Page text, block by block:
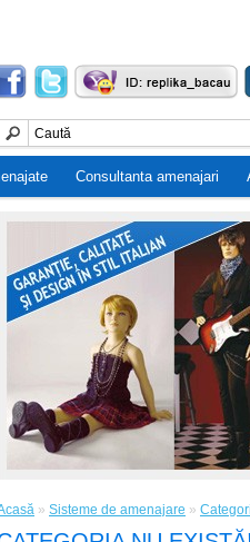
Consultanta amenajari
» Sisteme de amenajare »